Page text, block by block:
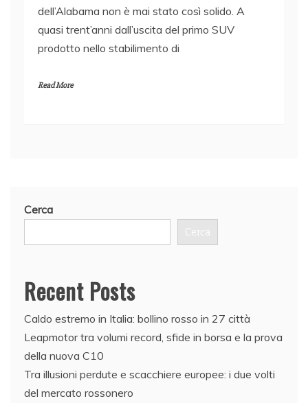
dell’Alabama non è mai stato così solido. A
quasi trent’anni dall’uscita del primo SUV
prodotto nello stabilimento di
Read More
Cerca
Cerca
Recent Posts
Caldo estremo in Italia: bollino rosso in 27 città
Leapmotor tra volumi record, sfide in borsa e la prova
della nuova C10
Tra illusioni perdute e scacchiere europee: i due volti
del mercato rossonero